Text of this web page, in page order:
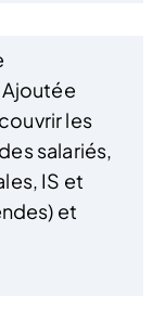
Ajoutée
les
salariés,
IS et
et